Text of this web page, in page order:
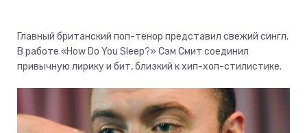
Главный британский поп-тенор представил свежий сингл.
В работе «How Do You Sleep?» Сэм Смит соединил
привычную лирику и бит, близкий к хип-хоп-стилистике.